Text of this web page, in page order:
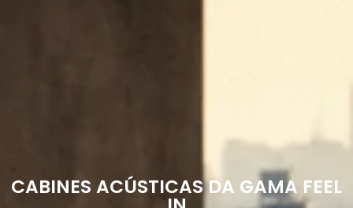
CABINES ACÚSTICAS DA GAMA FEEL